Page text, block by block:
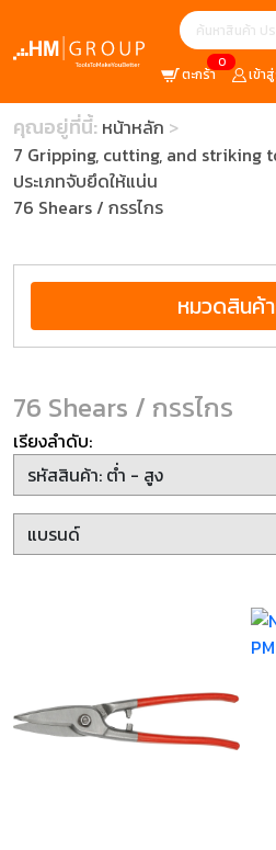
0
ตะกร้า เข้า
คุณอยู่ที่นี้: หน้าหลัก
7 Gripping, cutting, and striking
ประเภทจับยึดให้แน่น
76 Shears / กรรไกร
หมวดสินค้
76 Shears / กรรไกร
เรียงลำดับ: